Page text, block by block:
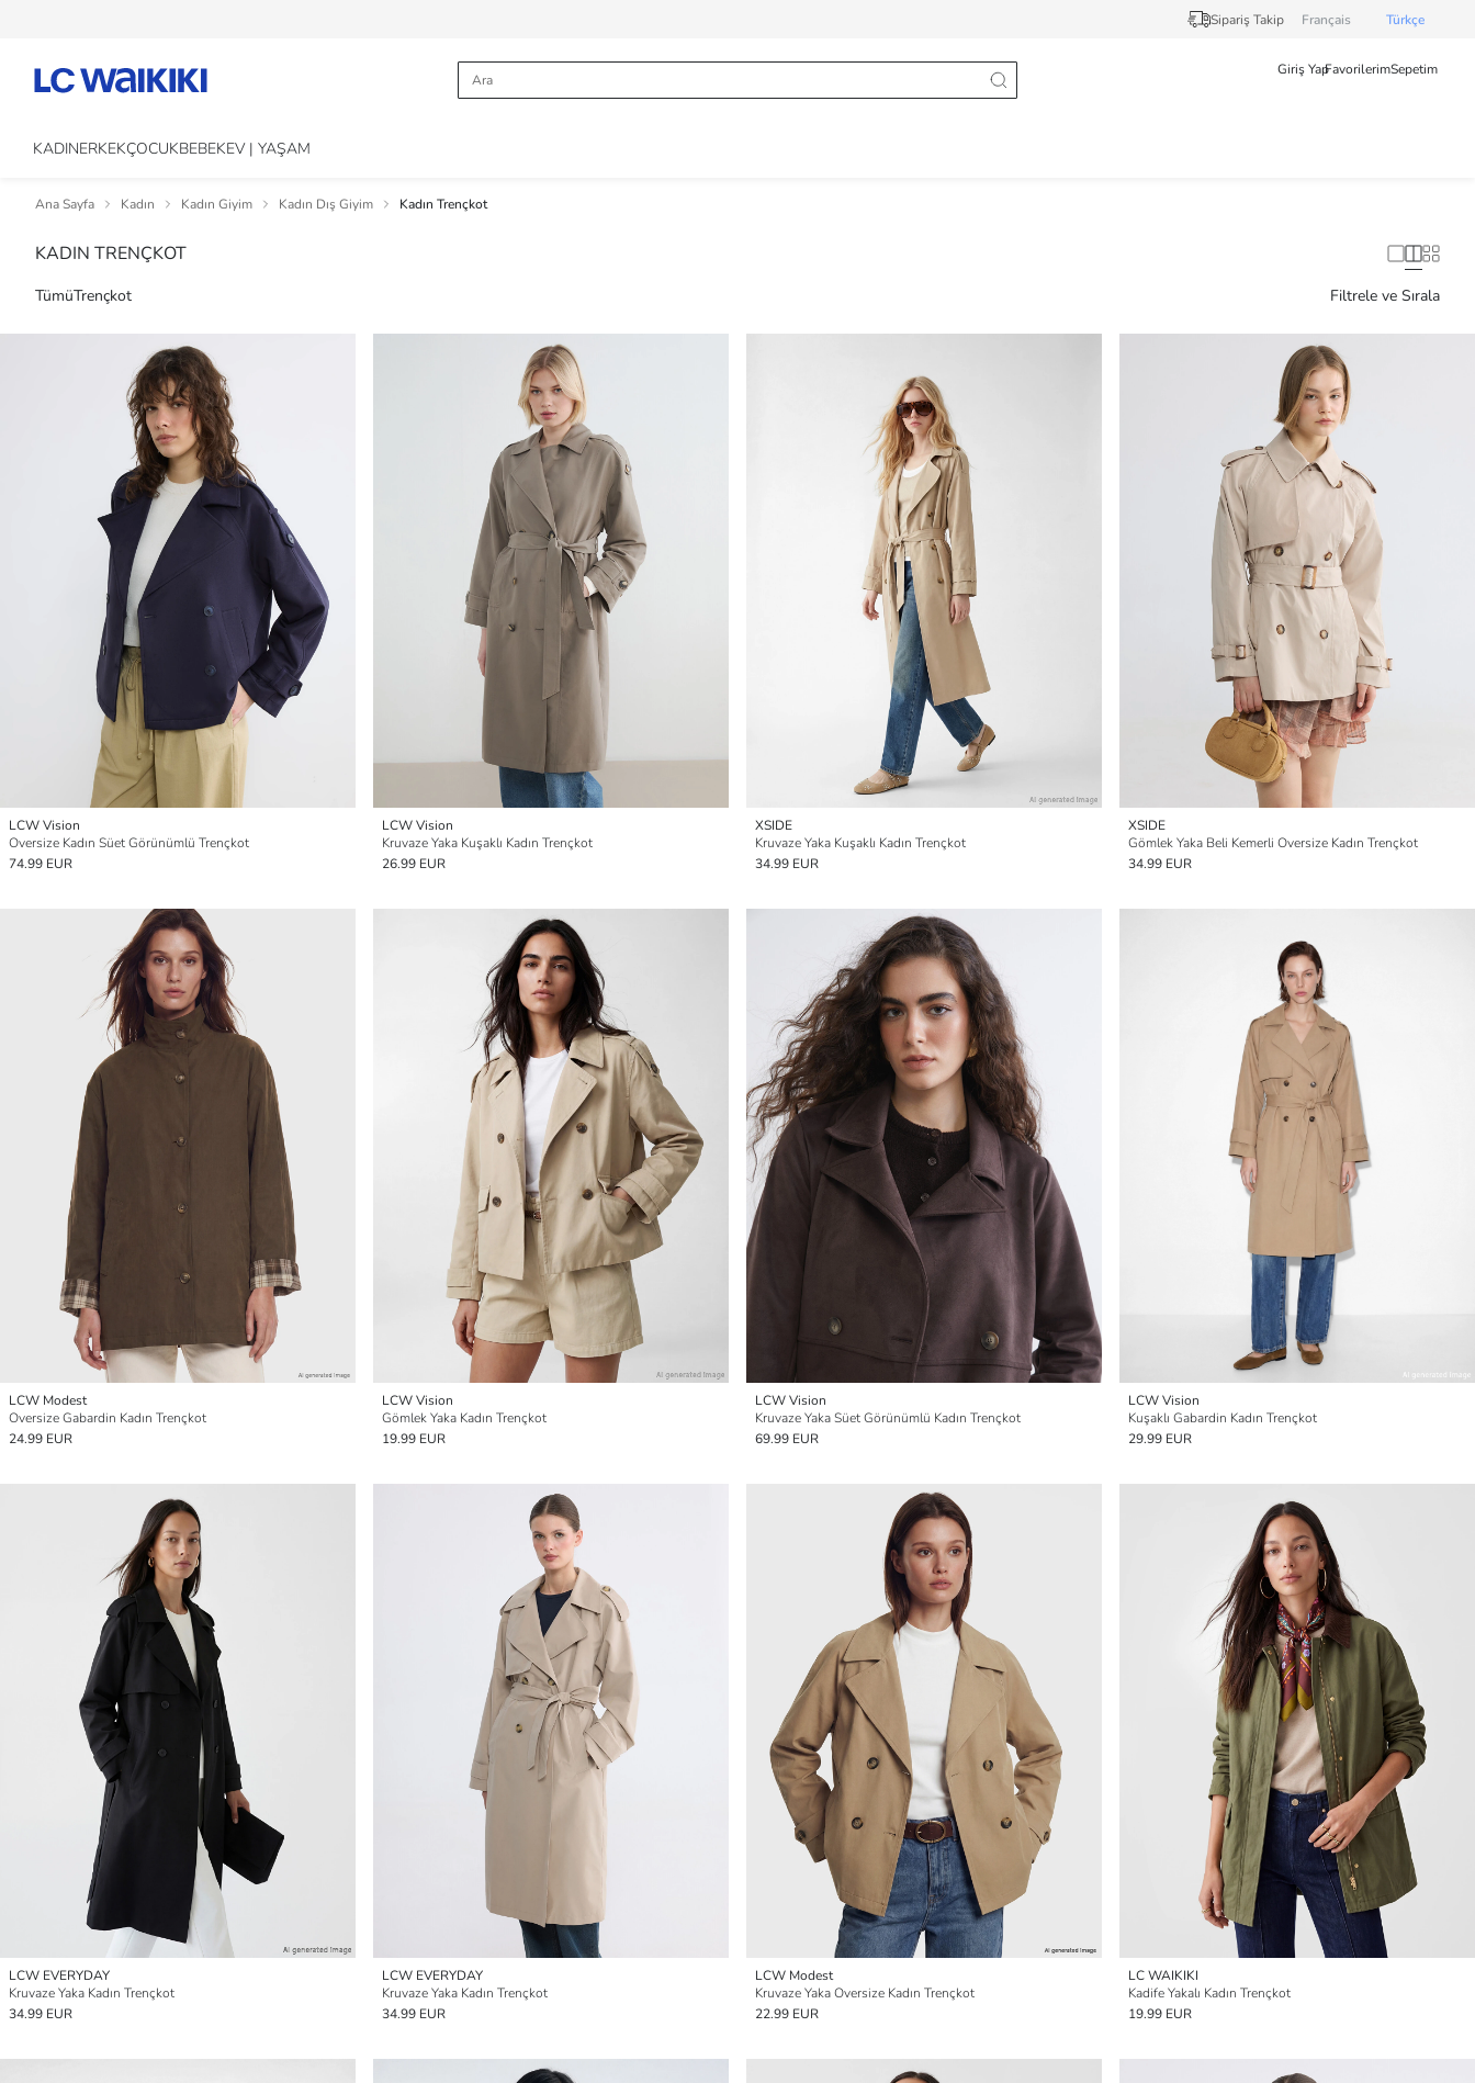
Sipariş Takip Français Türkçe
Giriş YapFavorilerimSepetim
KADINERKEKÇOCUKBEBEKEV | YAŞAM
Ana Sayfa Kadın Kadın Giyim Kadın Dış Giyim Kadın Trençkot
KADIN TRENÇKOT
TümüTrençkot Filtrele ve Sırala
LCW Vision
Oversize Kadın Süet Görünümlü Trençkot
74.99 EUR
LCW Vision
Kruvaze Yaka Kuşaklı Kadın Trençkot
26.99 EUR
XSIDE
Kruvaze Yaka Kuşaklı Kadın Trençkot
34.99 EUR
XSIDE
Gömlek Yaka Beli Kemerli Oversize Kadın Trençkot
34.99 EUR
LCW Modest
Oversize Gabardin Kadın Trençkot
24.99 EUR
LCW Vision
Gömlek Yaka Kadın Trençkot
19.99 EUR
LCW Vision
Kruvaze Yaka Süet Görünümlü Kadın Trençkot
69.99 EUR
LCW Vision
Kuşaklı Gabardin Kadın Trençkot
29.99 EUR
LCW EVERYDAY
Kruvaze Yaka Kadın Trençkot
34.99 EUR
LCW EVERYDAY
Kruvaze Yaka Kadın Trençkot
34.99 EUR
LCW Modest
Kruvaze Yaka Oversize Kadın Trençkot
22.99 EUR
LC WAIKIKI
Kadife Yakalı Kadın Trençkot
19.99 EUR